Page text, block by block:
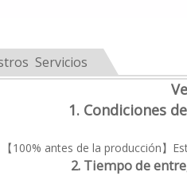
Servicios
1. Condiciones
【100% antes de la producción】
2. Tiempo de